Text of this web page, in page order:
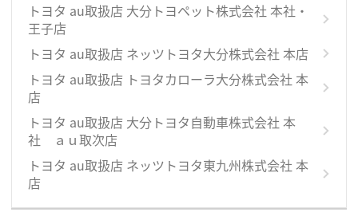
トヨタ au取扱店 大分トヨペット株式会社 本社・
王子店
トヨタ au取扱店 ネッツトヨタ大分株式会社 本店
トヨタ au取扱店 トヨタカローラ大分株式会社 本
店
トヨタ au取扱店 大分トヨタ自動車株式会社 本
社 ａｕ取次店
トヨタ au取扱店 ネッツトヨタ東九州株式会社 本
店